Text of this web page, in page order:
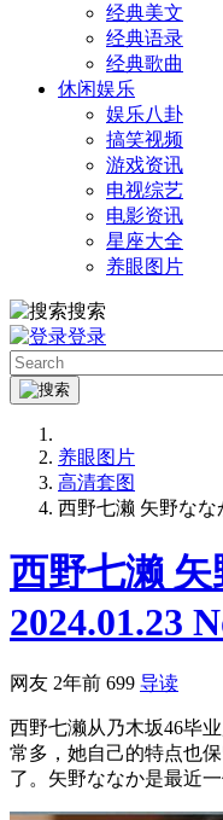
经典美文
经典语录
经典歌曲
休闲娱乐
娱乐八卦
搞笑视频
游戏资讯
电视综艺
电影资讯
星座大全
养眼图片
搜索
登录
养眼图片
高清套图
西野七濑 矢野なな
西野七濑
2024.01.23
网友 2年前 699 导读
西野七濑从乃木坂46毕
常多，她自己的特点也
了。矢野ななか是最近